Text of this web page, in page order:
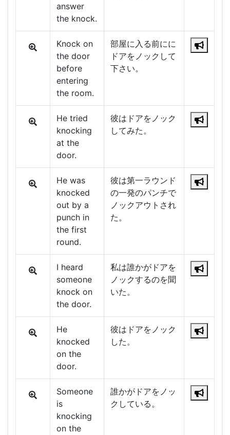
answer
the knock.
Knock on
the door
before
entering
the room.
部屋に入る前にに
ドアをノックして
下さい。
He tried
knocking
at the
door.
彼はドアをノック
してみた。
He was
knocked
out by a
punch in
the first
round.
彼は第一ラウンド
の一発のパンチで
ノックアウトされ
た。
I heard
someone
knock on
the door.
私は誰かがドアを
ノックするのを聞
いた。
He
knocked
on the
door.
彼はドアをノック
した。
Someone
is
knocking
on the
誰かがドアをノッ
クしている。